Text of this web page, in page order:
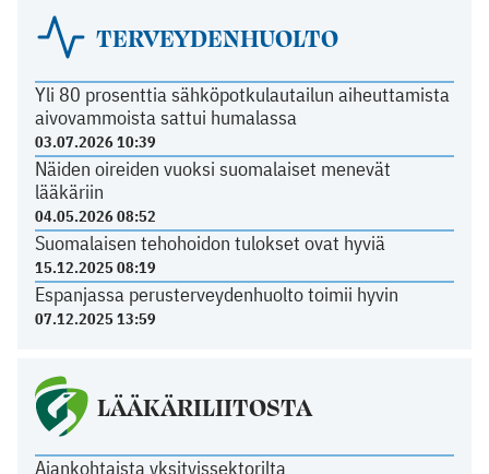
TERVEYDENHUOLTO
Yli 80 prosenttia sähköpotkulautailun aiheuttamista
aivovammoista sattui humalassa
03.07.2026 10:39
Näiden oireiden vuoksi suomalaiset menevät
lääkäriin
04.05.2026 08:52
Suomalaisen tehohoidon tulokset ovat hyviä
15.12.2025 08:19
Espanjassa perusterveydenhuolto toimii hyvin
07.12.2025 13:59
LÄÄKÄRILIITOSTA
Ajankohtaista yksityissektorilta